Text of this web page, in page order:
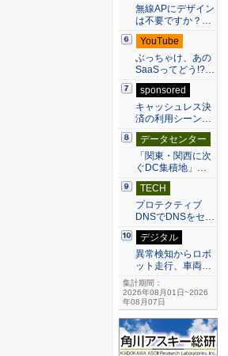
無線APにデザイン
は不要ですか？…
YouTube
ぶっちゃけ、あの
SaaSってどう!?…
sponsored
キャッシュレス決
済の利用シーン…
データセンター
「関東・関西に次
ぐDC集積地」…
TECH
プロテクティブ
DNSでDNSをセ…
デジタル
異常検知からロボ
ット走行、車両…
集計期間：
2026年08月01日~2026
年08月07日